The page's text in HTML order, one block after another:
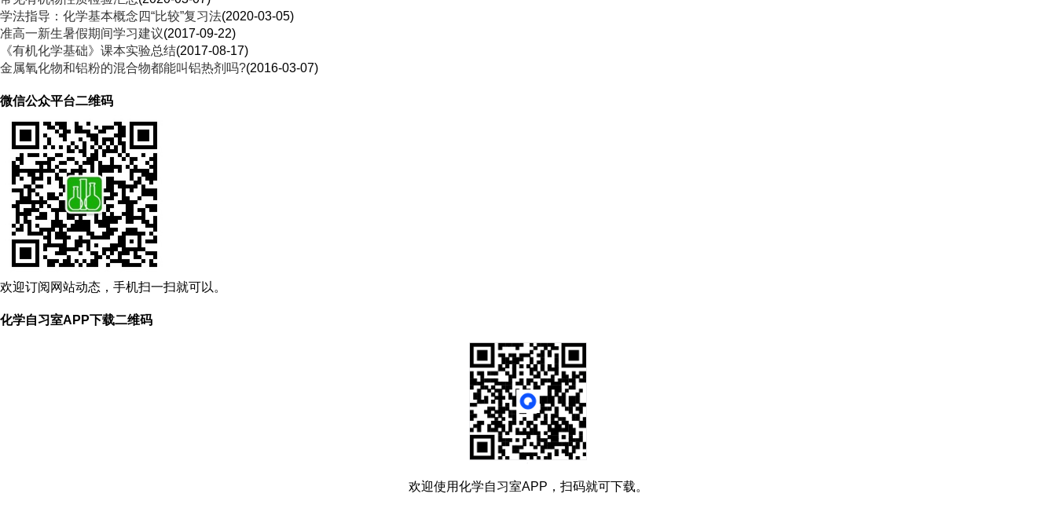
学法指导：化学基本概念四“比较”复习法(2020-03-05)
准高一新生暑假期间学习建议(2017-09-22)
《有机化学基础》课本实验总结(2017-08-17)
金属氧化物和铝粉的混合物都能叫铝热剂吗?(2016-03-07)
微信公众平台二维码
欢迎订阅网站动态，手机扫一扫就可以。
化学自习室APP下载二维码
欢迎使用化学自习室APP，扫码就可下载。